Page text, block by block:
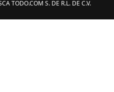
TODO.COM S. DE R.L. DE C.V.